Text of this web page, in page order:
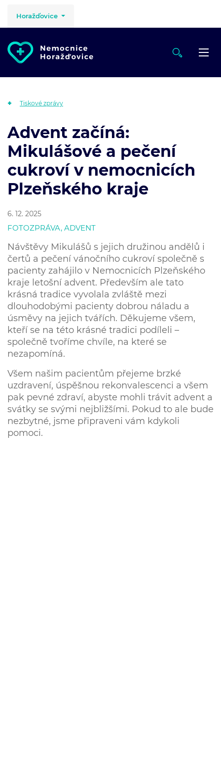
Horažďovice
Tiskové zprávy
Advent začíná:
Mikulášové a pečení
cukroví v nemocnicích
Plzeňského kraje
6. 12. 2025
FOTOZPRÁVA, ADVENT
Návštěvy Mikulášů s jejich družinou andělů i
čertů a pečení vánočního cukroví společně s
pacienty zahájilo v Nemocnicích Plzeňského
kraje letošní advent. Především ale tato
krásná tradice vyvolala zvláště mezi
dlouhodobými pacienty dobrou náladu a
úsměvy na jejich tvářích. Děkujeme všem,
kteří se na této krásné tradici podíleli –
společně tvoříme chvíle, na které se
nezapomíná.
Všem našim pacientům přejeme brzké
uzdravení, úspěšnou rekonvalescenci a všem
pak pevné zdraví, abyste mohli trávit advent a
svátky se svými nejbližšími. Pokud to ale bude
nezbytné, jsme připraveni vám kdykoli
pomoci.